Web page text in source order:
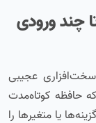
چند ورودی
عجیبی
حافظه کوتاه‌مدت
یا متغیرها را